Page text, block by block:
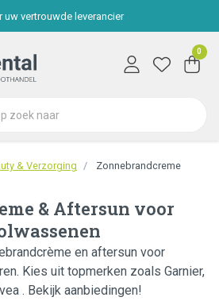
uw vertrouwde leverancier
0
& Verzorging Zonnebrandcreme
& Aftersun voor
en aftersun voor
Kies uit topmerken zoals Garnier,
. Bekijk aanbiedingen!